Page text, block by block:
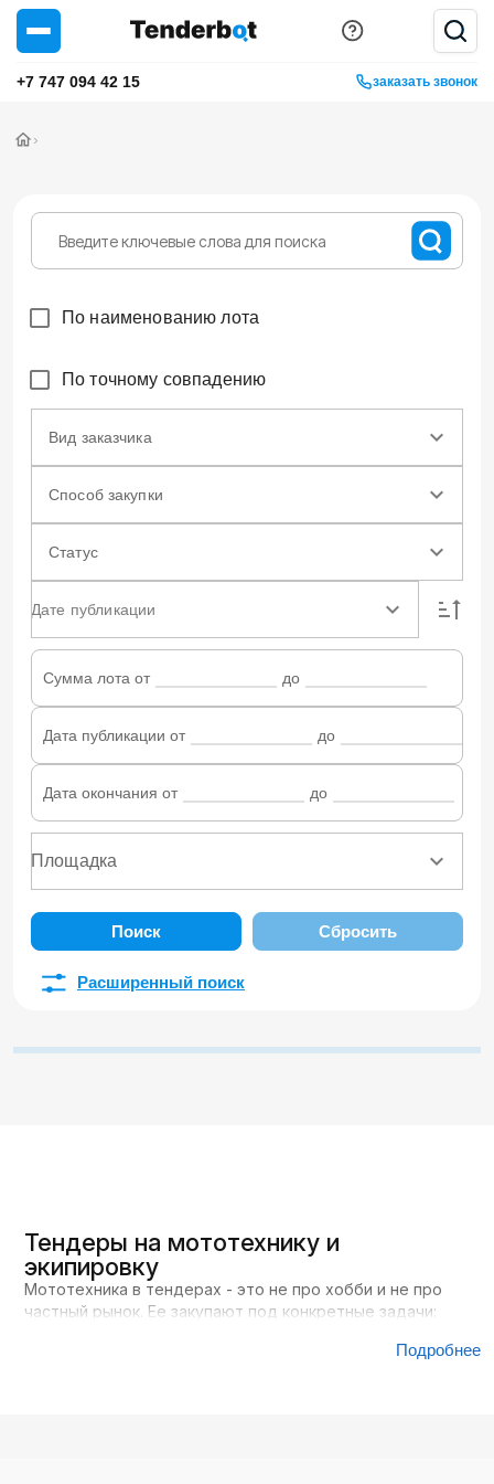
+7 747 094 42 15 заказать звонок
›
По наименованию лота
По точному совпадению
Вид заказчика
Способ закупки
Статус
Дате публикации
Сумма лота от до
Дата публикации от до
Дата окончания от до
Поиск Сбросить
Расширенный поиск
Тендеры на мототехнику и
экипировку
Мототехника в тендерах - это не про хобби и не про
частный рынок. Ее закупают под конкретные задачи:
Подробнее